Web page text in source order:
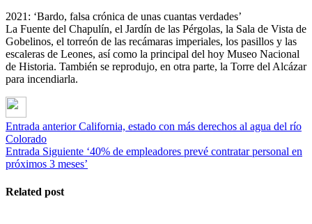
2021: ‘Bardo, falsa crónica de unas cuantas verdades’
La Fuente del Chapulín, el Jardín de las Pérgolas, la Sala de Vista de
Gobelinos, el torreón de las recámaras imperiales, los pasillos y las
escaleras de Leones, así como la principal del hoy Museo Nacional
de Historia. También se reprodujo, en otra parte, la Torre del Alcázar
para incendiarla.
Entrada anterior California, estado con más derechos al agua del río
Colorado
Entrada Siguiente ‘40% de empleadores prevé contratar personal en
próximos 3 meses’
Related post